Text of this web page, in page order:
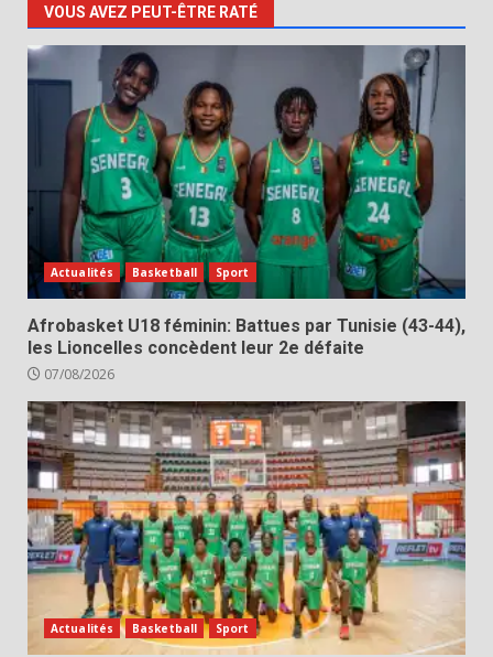
VOUS AVEZ PEUT-ÊTRE RATÉ
Actualités Basketball Sport
Afrobasket U18 féminin: Battues par Tunisie (43-44),
les Lioncelles concèdent leur 2e défaite
07/08/2026
Actualités Basketball Sport